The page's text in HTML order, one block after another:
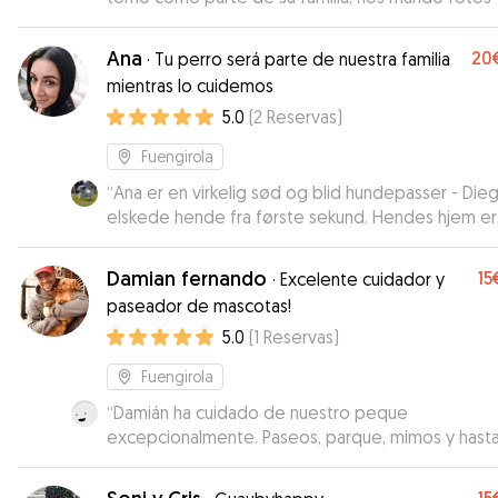
videos de como pasaba sus días. Obviamente
repetiremos!
Ana · Tu perro será parte de nuestra familia
mientras lo cuidemos
5.0 (2 Reservas)
Fuengirola
“Ana er en virkelig sød og blid hundepasser -
elskede hende fra første sekund. Hendes hjem er
meget hundevenligt og ikke mindst hjertevarmt.
var meget tryg ved at overlade min lille frække
hende 😆🫶 Kommunikation kan også foregå på dansk
(og engelsk), da hendes ligeså søde mand er
derfor også meget nemt som feriepasning, når
Damian fernando · Excelente cuidador y
paseador de mascotas!
5.0 (1 Reservas)
Fuengirola
“Damián ha cuidado de nuestro peque
excepcionalmente. Paseos, parque, mimos y
devolvió sus cositas con un detalle! Estuvimos
tranquilos el tiempo que pasó con él, con fotos y